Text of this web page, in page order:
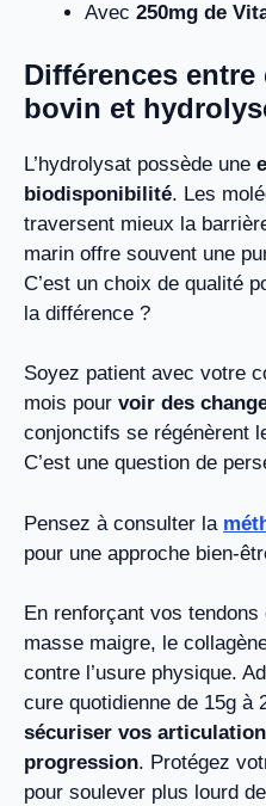
Avec 250mg de
Différences
bovin et
L’hydrolysat possède une
biodisponibilité. Les
traversent mieux la
marin offre souvent une
C’est un choix de qualité
la différence ?
Soyez patient avec votre
mois pour voir des
conjonctifs se régénèrent
C’est une question de
Pensez à consulter la
pour une approche bien-
En renforçant vos
masse maigre, le
contre l’usure physique.
cure quotidienne de 15g à
sécuriser vos
progression. Protégez
pour soulever plus lourd